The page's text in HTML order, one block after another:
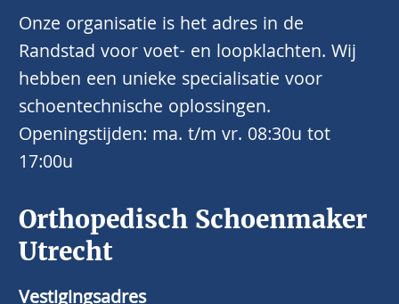
Orthopedisch Schoenmaker
Utrecht
Onze organisatie is het adres in de
Randstad voor voet- en loopklachten. Wij
hebben een unieke specialisatie voor
schoentechnische oplossingen.
Openingstijden: ma. t/m vr. 08:30u tot
17:00u